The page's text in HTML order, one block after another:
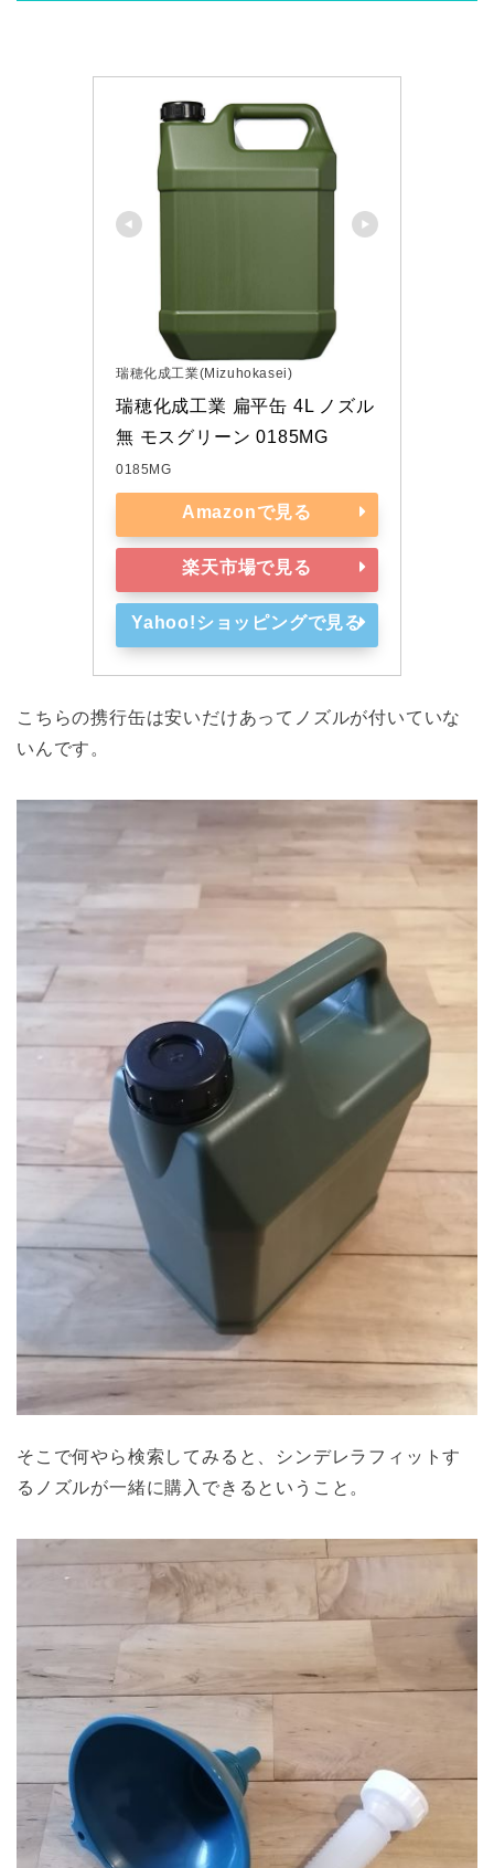
瑞穂化成工業(Mizuhokasei)
瑞穂化成工業 扁平缶 4L ノズル
無 モスグリーン 0185MG
0185MG
Amazonで見る
楽天市場で見る
Yahoo!ショッピングで見る
こちらの携行缶は安いだけあってノズルが付いていな
いんです。
そこで何やら検索してみると、シンデレラフィットす
るノズルが一緒に購入できるということ。